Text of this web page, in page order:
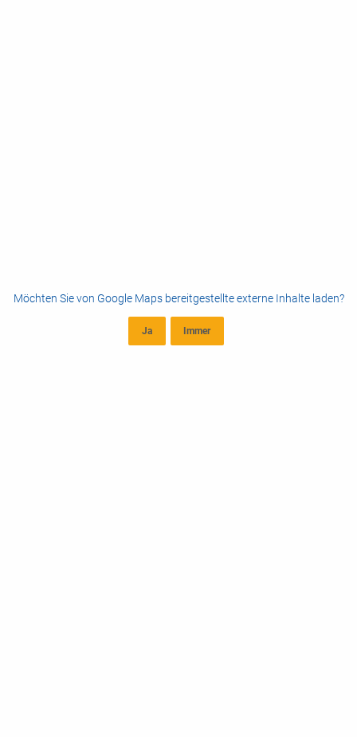
Möchten Sie von Google Mapsbereitgestellte externe Inhalte laden?
Ja Immer